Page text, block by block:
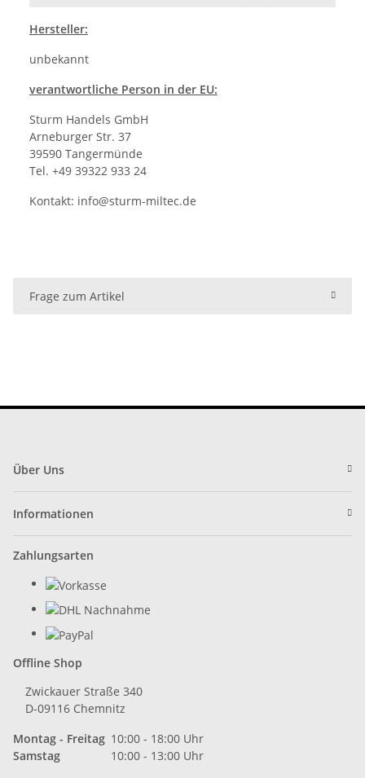
Hersteller:
unbekannt
verantwortliche Person in der EU:
Sturm Handels GmbH
Arneburger Str. 37
39590 Tangermünde
Tel. +49 39322 933 24
Kontakt: info@sturm-miltec.de
Frage zum Artikel
Über Uns
Informationen
Zahlungsarten
Offline Shop
Zwickauer Straße 340
D-09116 Chemnitz
Montag - Freitag 10:00 - 18:00 Uhr
Samstag
10:00 - 13:00 Uhr